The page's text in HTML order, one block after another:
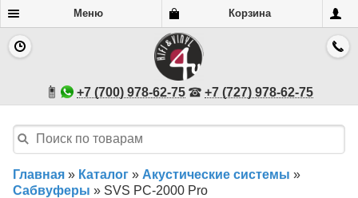
Меню Корзина
+7 (700) 978-62-75 +7 (727) 978-62-75
Главная » Каталог » Акустические системы »
Сабвуферы » SVS PC-2000 Pro